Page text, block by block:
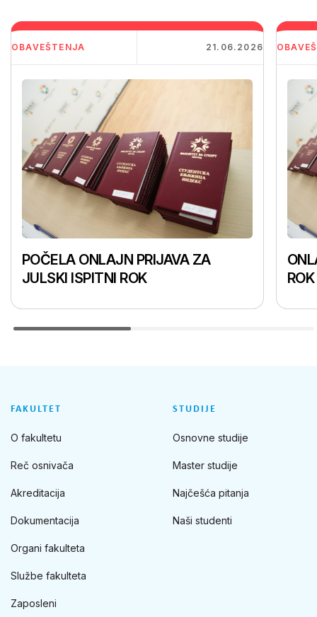
OBAVEŠTENJA 21.06.2026
POČELA ONLAJN PRIJAVA ZA
JULSKI ISPITNI ROK
FAKULTET
O fakultetu
Reč osnivača
Akreditacija
Dokumentacija
Organi fakulteta
Službe fakulteta
Zaposleni
STUDIJE
Osnovne studije
Master studije
Najčešća pitanja
Naši studenti